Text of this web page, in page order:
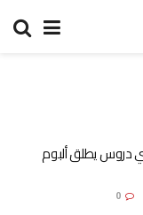
ديزي دروس يطلق ألبوم